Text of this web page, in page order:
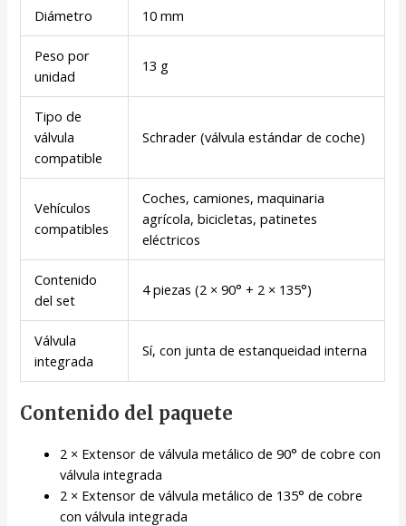
Diámetro 10 mm
Peso por
unidad
13 g
Tipo de
válvula
compatible
Schrader (válvula estándar de coche)
Vehículos
compatibles
Coches, camiones, maquinaria
agrícola, bicicletas, patinetes
eléctricos
Contenido
del set
4 piezas (2 × 90° + 2 × 135°)
Válvula
integrada
Sí, con junta de estanqueidad interna
Contenido del paquete
2 × Extensor de válvula metálico de 90° de cobre con
válvula integrada
2 × Extensor de válvula metálico de 135° de cobre
con válvula integrada